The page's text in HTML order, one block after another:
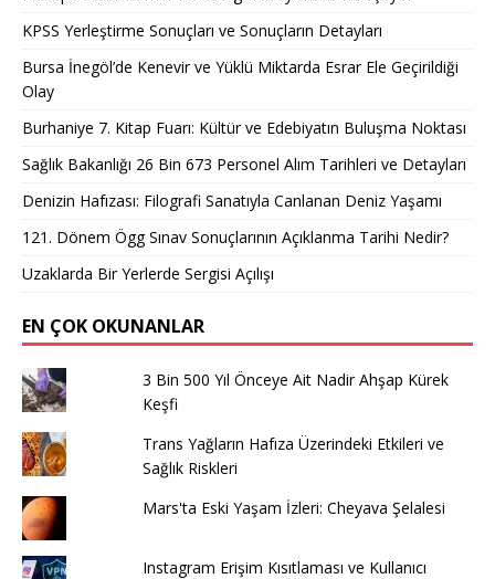
KPSS Yerleştirme Sonuçları ve Sonuçların Detayları
Bursa İnegöl’de Kenevir ve Yüklü Miktarda Esrar Ele Geçirildiği
Olay
Burhaniye 7. Kitap Fuarı: Kültür ve Edebiyatın Buluşma Noktası
Sağlık Bakanlığı 26 Bin 673 Personel Alım Tarihleri ve Detayları
Denizin Hafızası: Filografi Sanatıyla Canlanan Deniz Yaşamı
121. Dönem Ögg Sınav Sonuçlarının Açıklanma Tarihi Nedir?
Uzaklarda Bir Yerlerde Sergisi Açılışı
EN ÇOK OKUNANLAR
3 Bin 500 Yıl Önceye Ait Nadir Ahşap Kürek
Keşfi
Trans Yağların Hafıza Üzerindeki Etkileri ve
Sağlık Riskleri
Mars'ta Eski Yaşam İzleri: Cheyava Şelalesi
Instagram Erişim Kısıtlaması ve Kullanıcı